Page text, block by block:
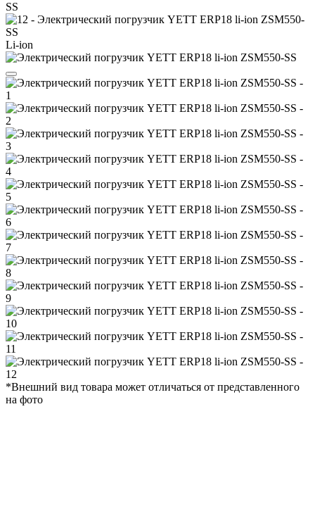
Li-ion
*Внешний вид товара может отличаться от представленного
на фото